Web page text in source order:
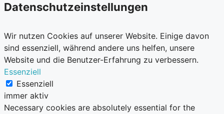
Datenschutzeinstellungen
Wir nutzen Cookies auf unserer Website. Einige davon
sind essenziell, während andere uns helfen, unsere
Website und die Benutzer-Erfahrung zu verbessern.
Essenziell
Essenziell
immer aktiv
Necessary cookies are absolutely essential for the